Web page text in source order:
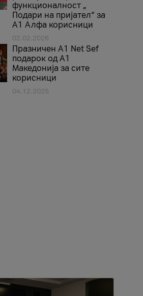
функционалност „
Подари на пријател“ за
А1 Алфа корисници
02.02.2026
Празничен A1 Net Sеf
подарок од А1
Македонија за сите
корисници
04.12.2025